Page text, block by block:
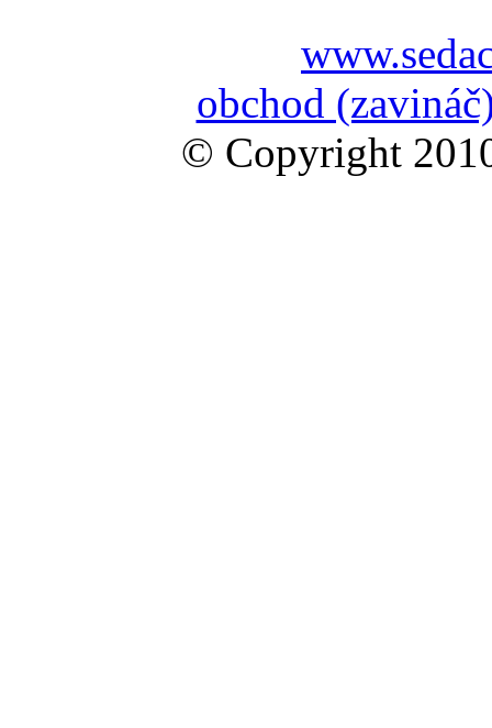
obchod
© Copyright